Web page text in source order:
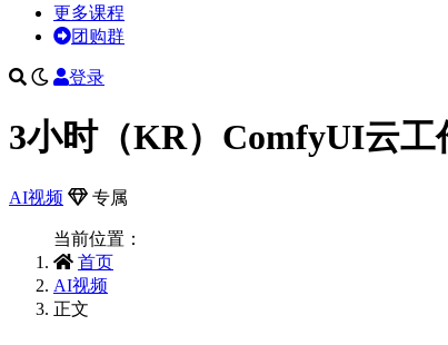
更多课程
团购群
登录
3小时（KR）ComfyUI云
AI视频 专属
当前位置：
首页
AI视频
正文